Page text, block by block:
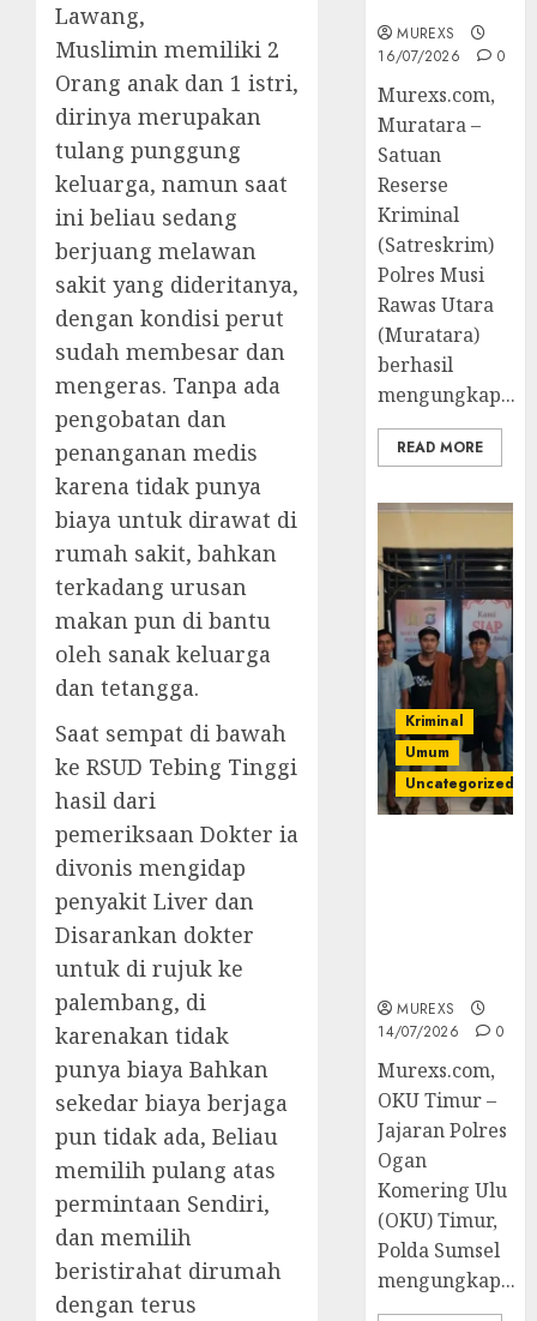
Lawang,
Muslimin memiliki 2
Orang anak dan 1 istri,
dirinya merupakan
tulang punggung
keluarga, namun saat
ini beliau sedang
berjuang melawan
sakit yang dideritanya,
dengan kondisi perut
sudah membesar dan
mengeras. Tanpa ada
pengobatan dan
penanganan medis
karena tidak punya
biaya untuk dirawat di
rumah sakit, bahkan
terkadang urusan
makan pun di bantu
oleh sanak keluarga
dan tetangga.
Saat sempat di bawah
ke RSUD Tebing Tinggi
hasil dari
pemeriksaan Dokter ia
divonis mengidap
penyakit Liver dan
Disarankan dokter
untuk di rujuk ke
palembang, di
karenakan tidak
punya biaya Bahkan
sekedar biaya berjaga
pun tidak ada, Beliau
memilih pulang atas
permintaan Sendiri,
dan memilih
beristirahat dirumah
dengan terus
MUREXS
16/07/2026
0
Murexs.com,
Muratara –
Satuan
Reserse
Kriminal
(Satreskrim)
Polres Musi
Rawas Utara
(Muratara)
berhasil
mengungkap...
READ MORE
Kriminal
Umum
Uncategorized
MUREXS
14/07/2026
0
Murexs.com,
OKU Timur –
Jajaran Polres
Ogan
Komering Ulu
(OKU) Timur,
Polda Sumsel
mengungkap...